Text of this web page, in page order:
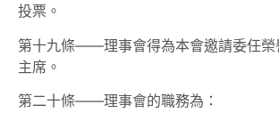
投票。
第十九條——理事會得為本會邀請委任榮
主席。
第二十條——理事會的職務為：